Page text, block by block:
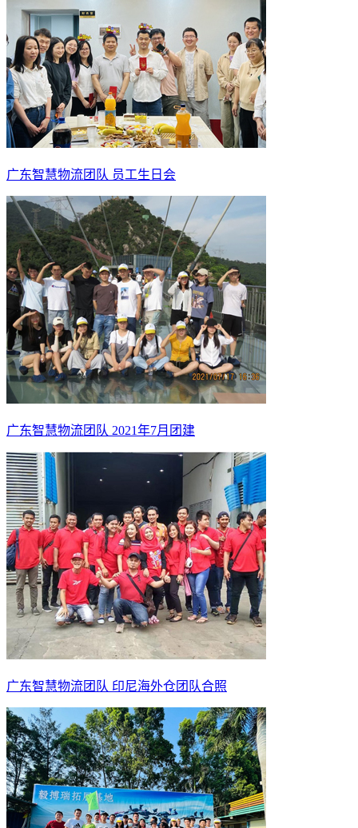
广东智慧物流团队 员工生日会
广东智慧物流团队 2021年7月团建
广东智慧物流团队 印尼海外仓团队合照